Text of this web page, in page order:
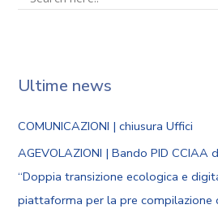
Ultime news
COMUNICAZIONI | chiusura Uffici
AGEVOLAZIONI | Bando PID CCIAA
“Doppia transizione ecologica e
piattaforma per la pre compilazione